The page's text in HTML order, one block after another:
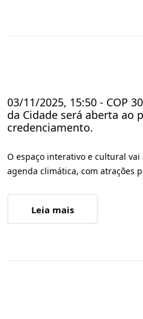
03/11/2025, 15:50 - COP
da Cidade será aberta ao
credenciamento.
O espaço interativo e cultural
agenda climática, com atrações
Leia mais